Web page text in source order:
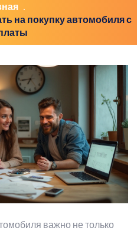
на покупку автомобиля с
важно не только